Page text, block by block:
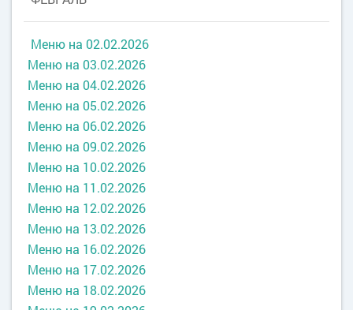
Меню на 02.02.2026
Меню на 03.02.2026
Меню на 04.02.2026
Меню на 05.02.2026
Меню на 06.02.2026
Меню на 09.02.2026
Меню на 10.02.2026
Меню на 11.02.2026
Меню на 12.02.2026
Меню на 13.02.2026
Меню на 16.02.2026
Меню на 17.02.2026
Меню на 18.02.2026